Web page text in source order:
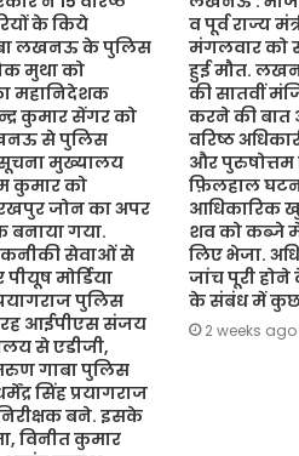
के किये
लखनऊ के पुलिस
मुथा को
महानिदेशक
कुमार सेंगर को
से पुलिस
मुख्यालय
कुमार को
जोन का अपर
गया.
सेवाओं से
मोर्डिया
पुलिस
आईपीएस संजय
से एडीजी,
गाबा पुलिस
सिंह प्रयागराज
बने. इसके
विनीत कुमार
व पूर्व राज्य
मंगलवार को
हुई मौत.
की सातवीं
करने की
वरिष्ठ
और
फ़िलहाल
आधिकारिक
शव को कब्जे
लिए भेजा.
जांच पूरी होने
के संबंध में कुछ
2 weeks ago